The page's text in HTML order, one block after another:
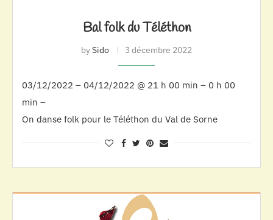
Bal folk du Téléthon
bySido 3 décembre 2022
03/12/2022 – 04/12/2022 @ 21 h 00 min – 0 h 00
min –
On danse folk pour le Téléthon du Val de Sorne